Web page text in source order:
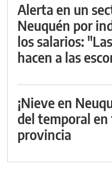
Alerta en un
Neuquén por
los salarios:
hacen a las
¡Nieve en
del temporal en
provincia